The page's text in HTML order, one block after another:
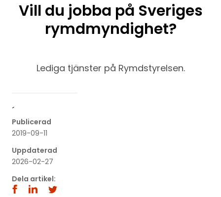
Vill du jobba på Sveriges
rymdmyndighet?
Lediga tjänster på Rymdstyrelsen.
´
Publicerad
2019-09-11
Uppdaterad
2026-02-27
Dela artikel: